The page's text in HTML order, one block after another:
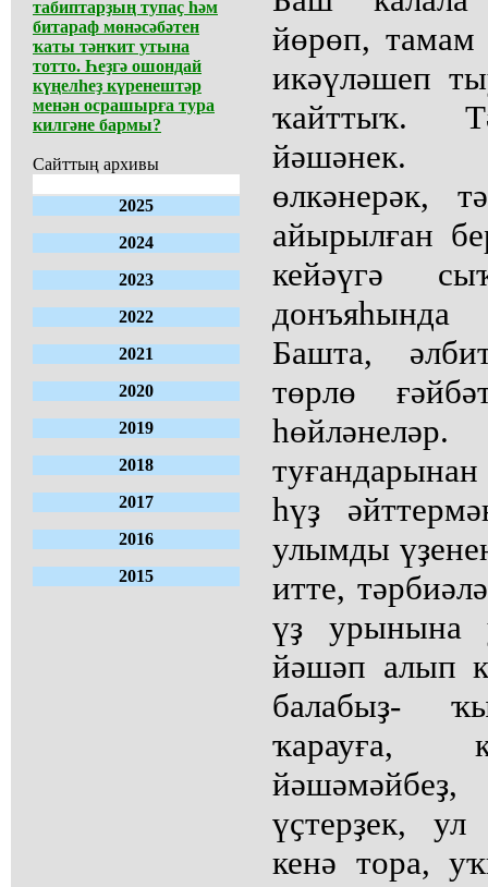
табиптарҙың тупаҫ һәм
битараф мөнәсәбәтен
ҡаты тәнҡит утына
тотто. Һеҙгә ошондай
күңелһеҙ күренештәр
менән осрашырға тура
килгәне бармы?
Сайттың архивы
2025
2024
2023
2022
2021
2020
2019
2018
2017
2016
2015
йөрөп,
икәүләшеп
ҡайттыҡ.
йәшәнек.
өлкәнерәк,
айырылған
кейәүгә
Башта,
төрлө
һүҙ
улымды
итте,
үҙ урынына
йәшәп алып
балабыҙ-
ҡарауға,
үҫтерҙек,
кенә тора,